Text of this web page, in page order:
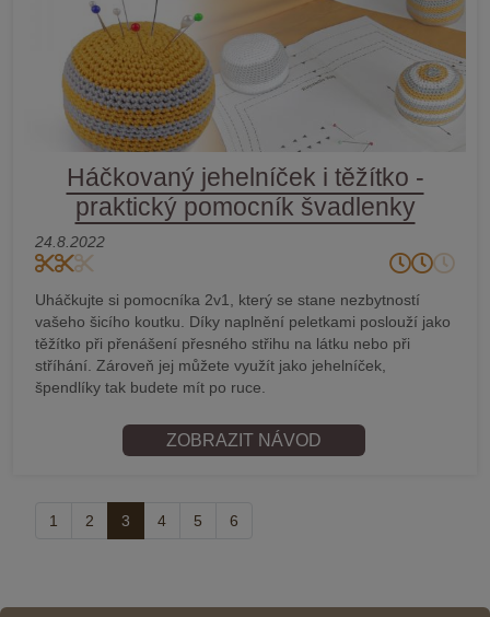
Háčkovaný jehelníček i těžítko -
praktický pomocník švadlenky
24.8.2022
Uháčkujte si pomocníka 2v1, který se stane nezbytností
vašeho šicího koutku. Díky naplnění peletkami poslouží jako
těžítko při přenášení přesného střihu na látku nebo při
stříhání. Zároveň jej můžete využít jako jehelníček,
špendlíky tak budete mít po ruce.
ZOBRAZIT NÁVOD
1 2 3 4 5 6